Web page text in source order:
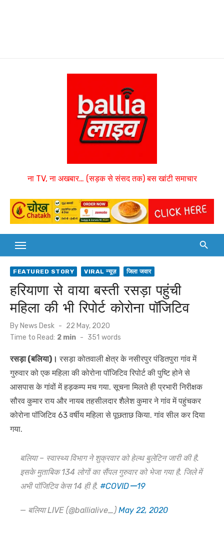
ना TV, ना अखबार… (सड़क से संसद तक) बस खांटी समाचार
FEATURED STORY VIRAL न्यूज़ जिला जवार
हरियाणा से वाया बस्ती रसड़ा पहुंची
महिला की भी रिपोर्ट कोरोना पॉजिटिव
ByNews Desk
Posted
on
22 May, 2020
Time to Read: 2 min - 351 words
रसड़ा (बलिया)। रसड़ा कोतवाली क्षेत्र के नसीरपुर पंडितपुरा गांव में
गुरुवार को एक महिला की कोरोना पॉजिटिव रिपोर्ट की पुष्टि होने से
आसपास के गांवों में हड़कम्प मच गया. सूचना मिलते ही प्रभारी निरीक्षक
सौरव कुमार राय और नायब तहसीलदार शैलेश कुमार ने गांव में पहुंचकर
कोरोना पॉजिटिव 63 वर्षीय महिला से पूछताछ किया. गांव सील कर दिया
गया.
बलिया – स्वास्थ्य विभाग ने शुक्रवार को हेल्थ बुलेटिन जारी की है.
इसके मुताबिक 134 लोगों का सैंपल गुरुवार को भेजा गया है. जिले में
अभी पॉजिटिव केस 14 ही है. #COVIDー19
— बलिया LIVE (@ballialive_) May 22, 2020